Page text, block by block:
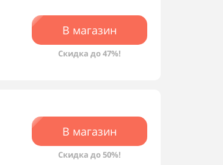
В магазин
Скидка до 47%!
В магазин
Скидка до 50%!